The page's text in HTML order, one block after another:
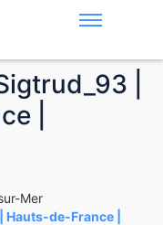
|
|
Mer
de-France |